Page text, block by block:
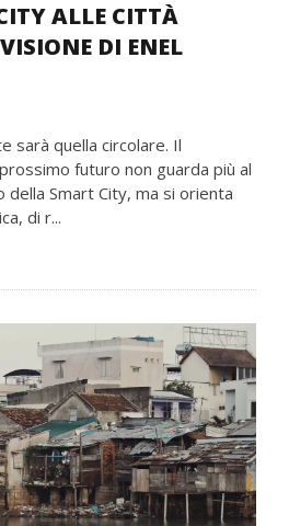
ALLE CITTÀ
DI ENEL
sarà quella circolare. Il
futuro non guarda più al
Smart City, ma si orienta
di r...